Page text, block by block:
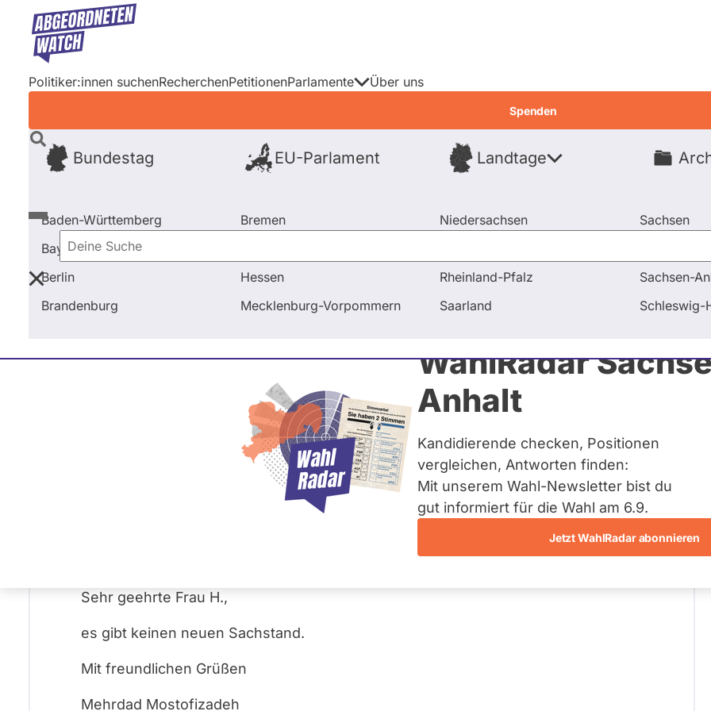
Direkt
Inhalt
Politiker:innen suchenRecherchenPetitionenParlamente
Bundestag EU-Parlament Landtage
Baden-Württemberg
Bayern
Berlin
Brandenburg
Bremen
Hessen
Mecklenburg-Vorpommern
Niedersachsen
Rheinland-Pfalz
Saarland
Sachsen
Sachsen-
Schleswig-
Über uns
Spenden
Deine
Suche
WahlRadar
Anhalt
Kandidierende checken, Positionen
vergleichen, Antworten finden:
Mit unserem Wahl-Newsletter bist du
gut informiert für die Wahl am 6.9.
Jetzt WahlRadar abonnieren
Startseite Frage stellen Mehrdad Mostofizadeh Fragen und Antworten Wann wird die pauschale Beihilfe
Mehrdad Mostofizadeh
BÜNDNIS 90/­DIE GRÜNEN
90 % 27/ 30
Fragen beantwortet
Wann wird die pauschale Beihilfe eingeführt? Gibt es Forstschritte? Wird sie denn
Sehr geehrte Frau H.,
es gibt keinen neuen Sachstand.
Mit freundlichen Grüßen
Mehrdad Mostofizadeh